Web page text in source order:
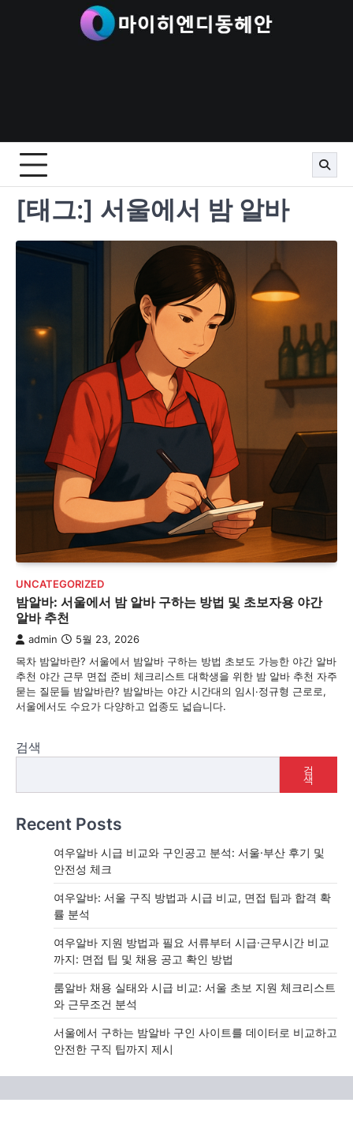
[태그:] 서울에서 밤 알바
UNCATEGORIZED
밤알바: 서울에서 밤 알바 구하는 방법 및 초보자용 야간
알바 추천
admin 5월 23, 2026
목차 밤알바란? 서울에서 밤알바 구하는 방법 초보도 가능한 야간 알바
추천 야간 근무 면접 준비 체크리스트 대학생을 위한 밤 알바 추천 자주
묻는 질문들 밤알바란? 밤알바는 야간 시간대의 임시·정규형 근로로,
서울에서도 수요가 다양하고 업종도 넓습니다.
검색
검
색
Recent Posts
여우알바 시급 비교와 구인공고 분석: 서울·부산 후기 및
안전성 체크
여우알바: 서울 구직 방법과 시급 비교, 면접 팁과 합격 확
률 분석
여우알바 지원 방법과 필요 서류부터 시급·근무시간 비교
까지: 면접 팁 및 채용 공고 확인 방법
룸알바 채용 실태와 시급 비교: 서울 초보 지원 체크리스트
와 근무조건 분석
서울에서 구하는 밤알바 구인 사이트를 데이터로 비교하고
안전한 구직 팁까지 제시